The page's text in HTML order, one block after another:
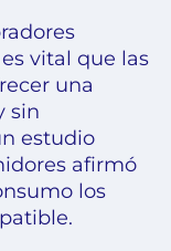
vital que las
una
sin
estudio
afirmó
los